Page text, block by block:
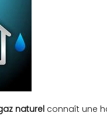
naturel connaît une